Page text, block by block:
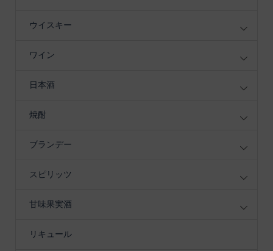
ウイスキー
ワイン
日本酒
焼酎
ブランデー
スピリッツ
甘味果実酒
リキュール